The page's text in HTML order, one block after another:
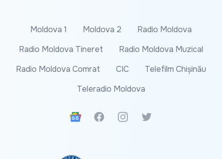
Moldova 1 Moldova 2
Radio Moldova
Radio Moldova Tineret
Radio Moldova Muzical
Radio Moldova Comrat
CIC
Telefilm Chișinău
Teleradio Moldova
Google News
FacebookInstagramTwitter